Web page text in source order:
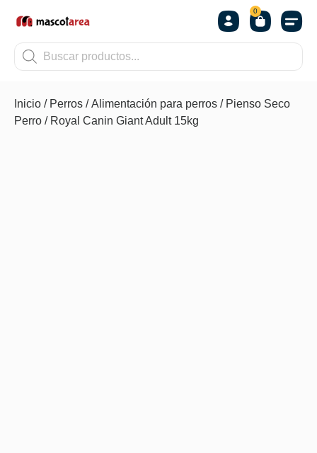
0
Inicio / Perros /Alimentación para perros / Pienso Seco
Perro / Royal Canin Giant Adult 15kg